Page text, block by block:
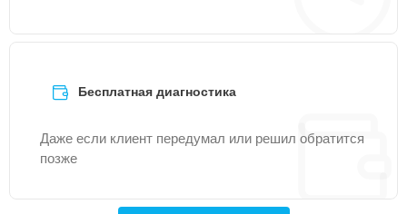
Бесплатная диагностика
Даже если клиент передумал или решил обратится
позже